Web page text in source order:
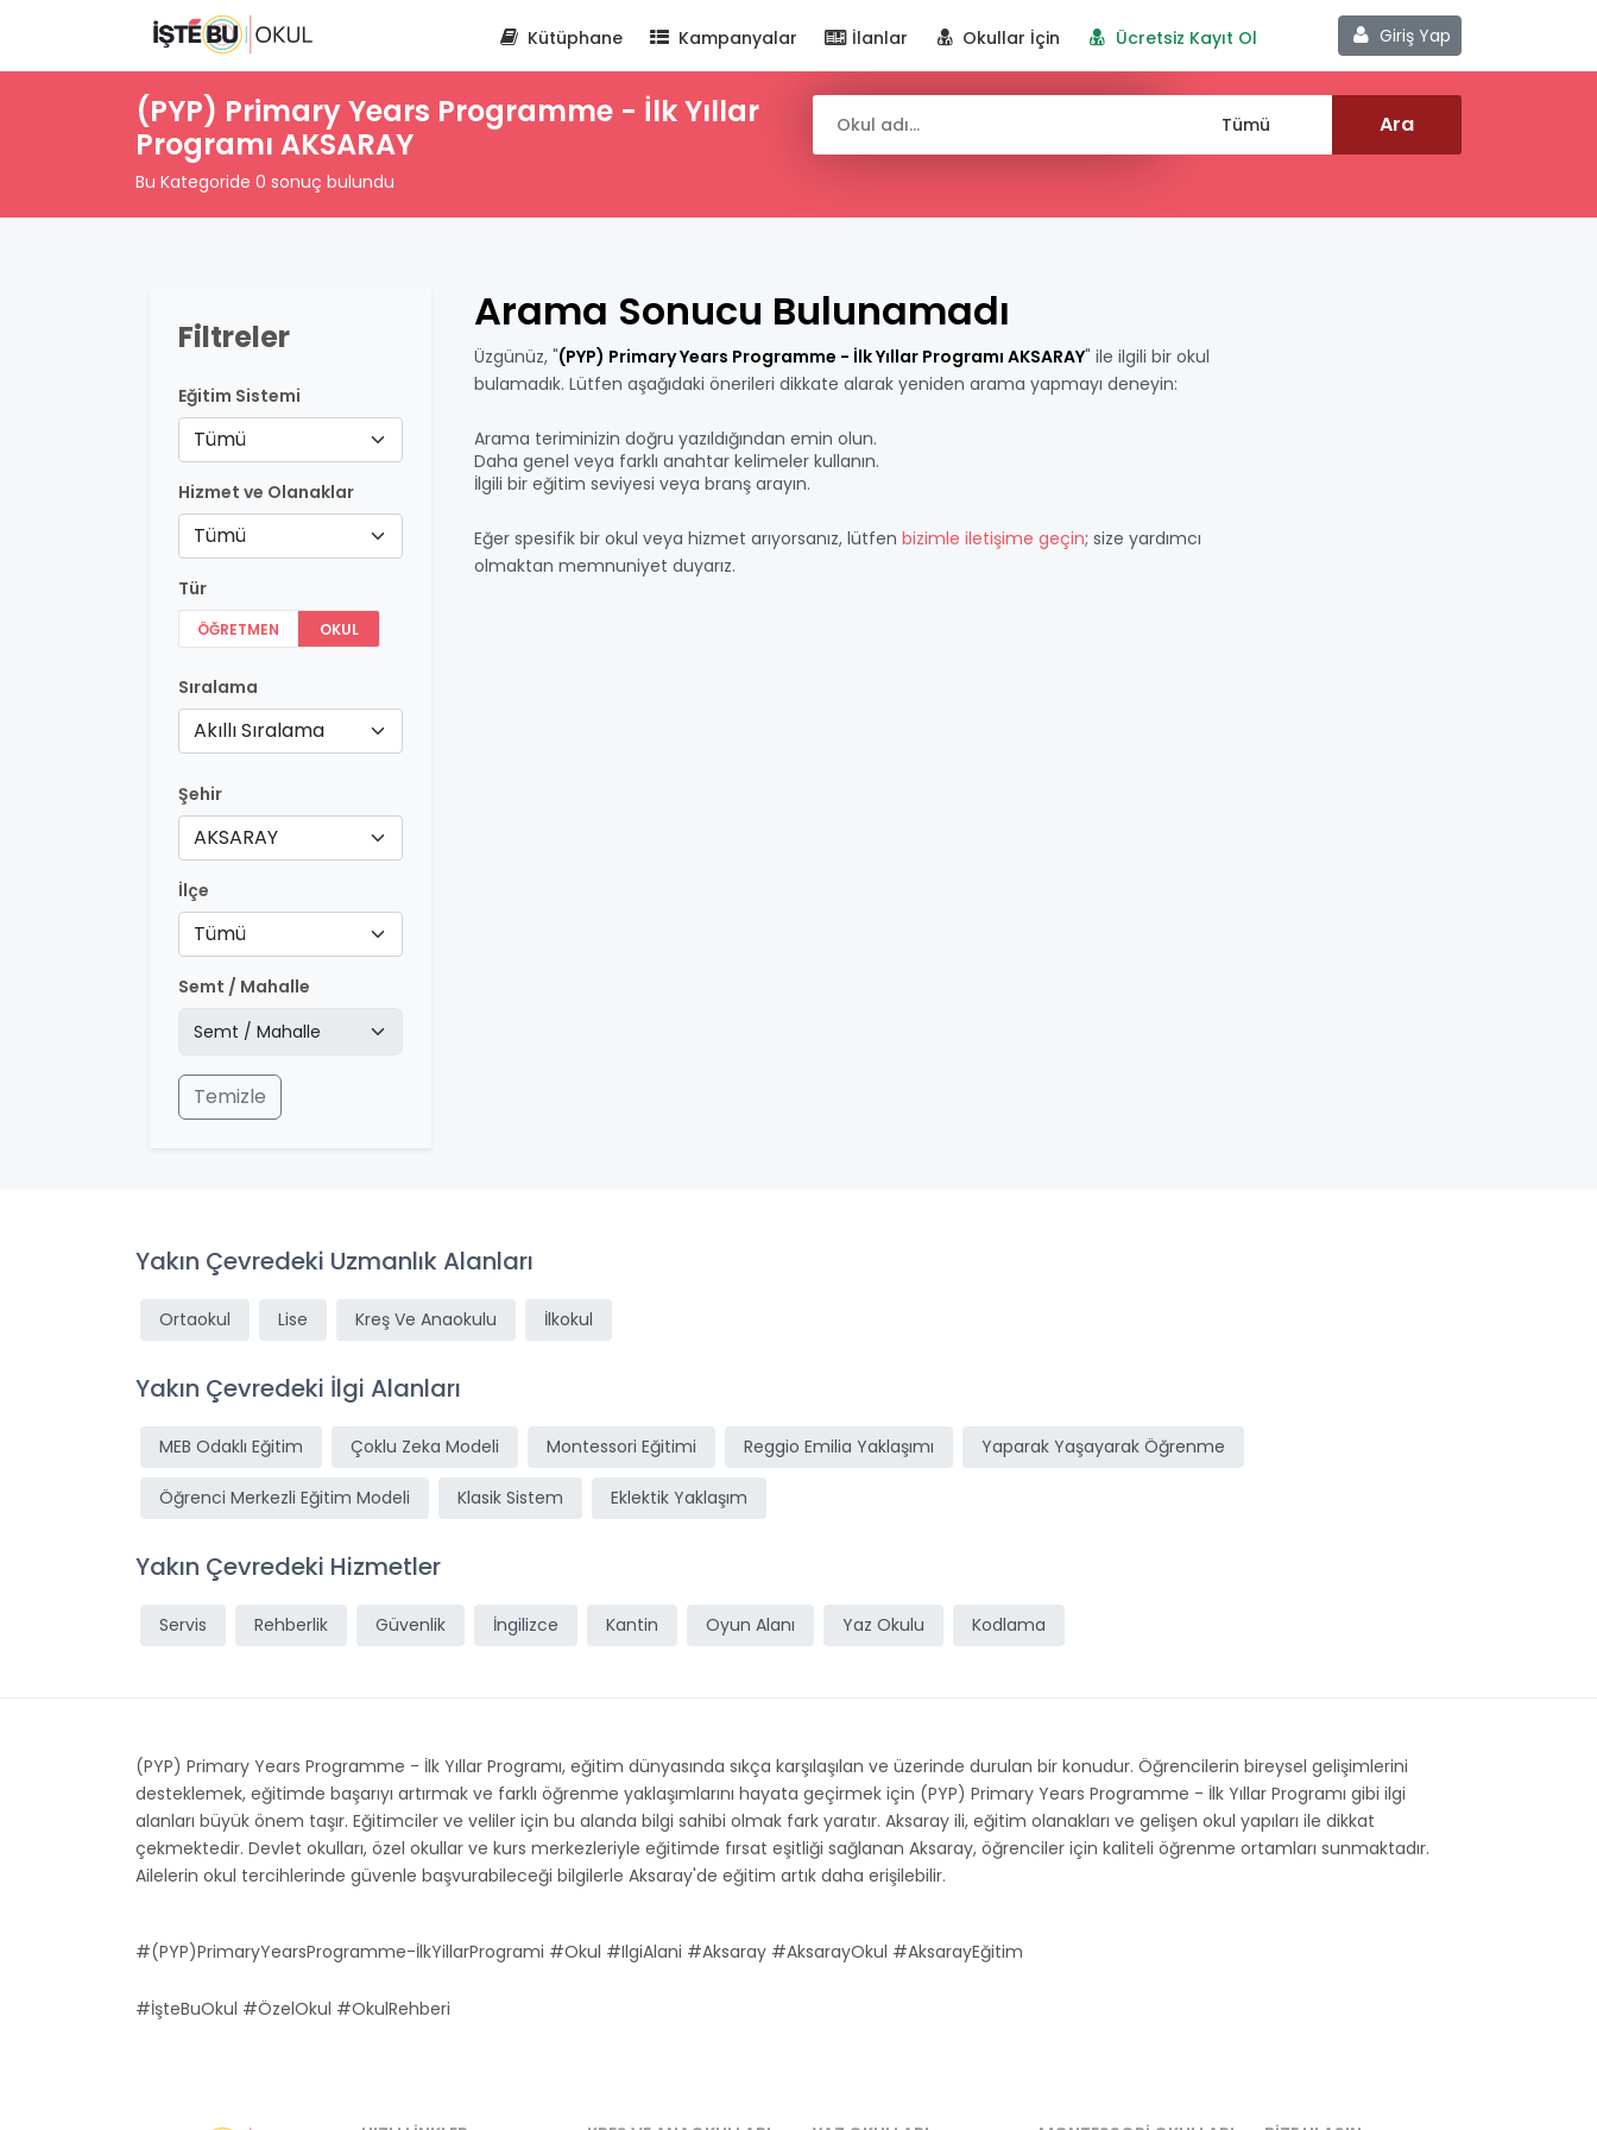
Giriş Yap
Kütüphane Kampanyalar İlanlar Okullar İçin Ücretsiz Kayıt Ol
(PYP) Primary Years Programme - İlk Yıllar
Programı AKSARAY
Bu Kategoride 0 sonuç bulundu
Filtreler
Eğitim Sistemi
Tümü
Hizmet ve Olanaklar
Tümü
Tür
ÖĞRETMEN OKUL
Sıralama
Akıllı Sıralama
Şehir
AKSARAY
İlçe
Tümü
Semt / Mahalle
Temizle
Arama Sonucu Bulunamadı
Üzgünüz, "(PYP) Primary Years Programme - İlk Yıllar Programı AKSARAY" ile ilgili bir okul
bulamadık. Lütfen aşağıdaki önerileri dikkate alarak yeniden arama yapmayı deneyin:
Arama teriminizin doğru yazıldığından emin olun.
Daha genel veya farklı anahtar kelimeler kullanın.
İlgili bir eğitim seviyesi veya branş arayın.
Eğer spesifik bir okul veya hizmet arıyorsanız, lütfen bizimle iletişime geçin; size yardımcı
olmaktan memnuniyet duyarız.
Yakın Çevredeki Uzmanlık Alanları
Ortaokul Lise Kreş Ve Anaokulu İlkokul
Yakın Çevredeki İlgi Alanları
MEB Odaklı Eğitim Çoklu Zeka Modeli Montessori Eğitimi Reggio Emilia Yaklaşımı Yaparak Yaşayarak Öğrenme
Öğrenci Merkezli Eğitim Modeli Klasik Sistem Eklektik Yaklaşım
Yakın Çevredeki Hizmetler
Servis Rehberlik Güvenlik İngilizce Kantin Oyun Alanı Yaz Okulu Kodlama
(PYP) Primary Years Programme - İlk Yıllar Programı, eğitim dünyasında sıkça karşılaşılan ve üzerinde durulan bir konudur. Öğrencilerin bireysel gelişimlerini
desteklemek, eğitimde başarıyı artırmak ve farklı öğrenme yaklaşımlarını hayata geçirmek için (PYP) Primary Years Programme - İlk Yıllar Programı gibi ilgi
alanları büyük önem taşır. Eğitimciler ve veliler için bu alanda bilgi sahibi olmak fark yaratır. Aksaray ili, eğitim olanakları ve gelişen okul yapıları ile dikkat
çekmektedir. Devlet okulları, özel okullar ve kurs merkezleriyle eğitimde fırsat eşitliği sağlanan Aksaray, öğrenciler için kaliteli öğrenme ortamları sunmaktadır.
Ailelerin okul tercihlerinde güvenle başvurabileceği bilgilerle Aksaray'de eğitim artık daha erişilebilir.
#(PYP)PrimaryYearsProgramme-İlkYillarProgrami #Okul #IlgiAlani #Aksaray #AksarayOkul #AksarayEğitim
#İşteBuOkul #ÖzelOkul #OkulRehberi